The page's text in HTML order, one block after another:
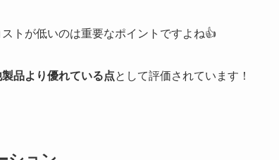
トが低いのは重要なポイントですよね👍
品より優れている点として評価されています！